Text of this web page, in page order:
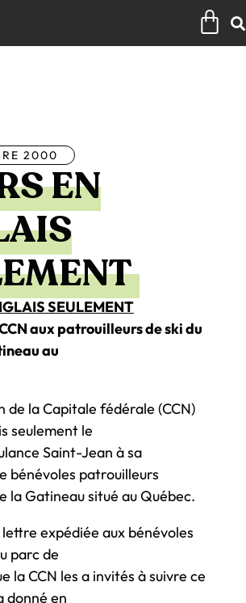
2000
EN
SEULEMENT
aux patrouilleurs de ski du
au
de la Capitale fédérale (CCN)
seulement le
Saint-Jean à sa
bénévoles patrouilleurs
la Gatineau situé au Québec.
lettre expédiée aux bénévoles
parc de
la CCN les a invités à suivre ce
donné en